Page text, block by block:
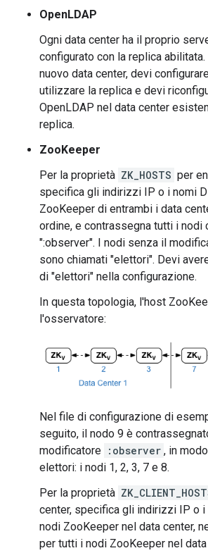
OpenLDAP
Ogni data center ha il proprio
configurato con la replica
nuovo data center, devi
utilizzare la replica e devi
OpenLDAP nel data center
replica.
ZooKeeper
Per la proprietà ZK_HOSTS per
specifica gli indirizzi IP o i nomi
ZooKeeper di entrambi i data
ordine, e contrassegna tutti i nodi
":observer". I nodi senza il
sono chiamati "elettori". Devi
di "elettori" nella configurazione.
In questa topologia, l'host
l'osservatore:
Nel file di configurazione di
seguito, il nodo 9 è
modificatore :observer , in
elettori: i nodi 1, 2, 3, 7 e 8.
Per la proprietà
center, specifica gli indirizzi IP o
nodi ZooKeeper nel data center,
per tutti i nodi ZooKeeper nel data